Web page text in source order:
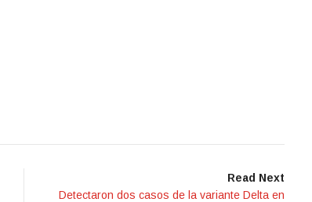
Read Next
Detectaron dos casos de la variante Delta en